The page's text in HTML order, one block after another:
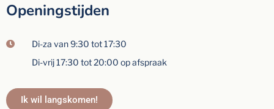
Openingstijden
Di-za van 9:30 tot 17:30
Di-vrij 17:30 tot 20:00 op afspraak
Ik wil langskomen!